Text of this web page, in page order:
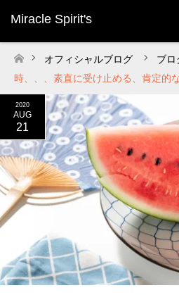
Miracle Spirit's
ホーム
オフィシャルブログ ブロ
時、、、素直に受け止める、肯定的
2020
AUG
21